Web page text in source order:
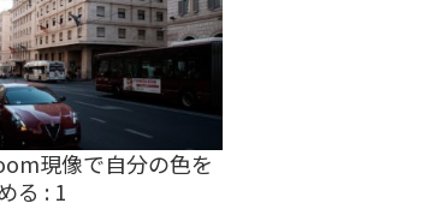
現像で自分の色を
る : 1